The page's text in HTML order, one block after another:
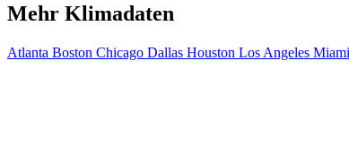
Mehr Klimadaten
Atlanta Boston Chicago Dallas Houston Los Angeles Miami